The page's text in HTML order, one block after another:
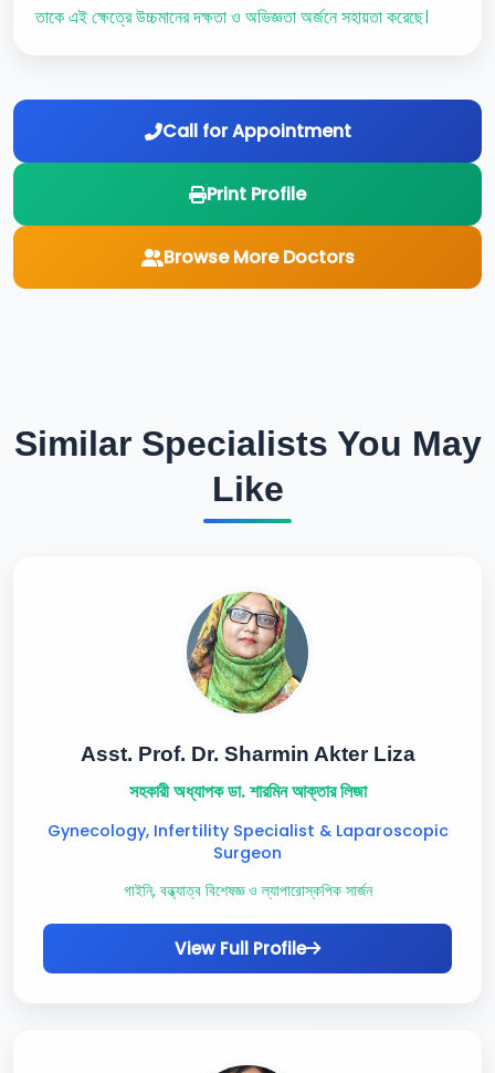
তাকে এই ক্ষেত্রে উচ্চমানের দক্ষতা ও অভিজ্ঞতা অর্জনে সহায়তা করেছে।
Call for Appointment
Print Profile
Browse More Doctors
Similar Specialists You May
Like
Asst. Prof. Dr. Sharmin Akter Liza
সহকারী অধ্যাপক ডা. শারমিন আক্তার লিজা
Gynecology, Infertility Specialist & Laparoscopic
Surgeon
গাইনি, বন্ধ্যাত্ব বিশেষজ্ঞ ও ল্যাপারোস্কপিক সার্জন
View Full Profile